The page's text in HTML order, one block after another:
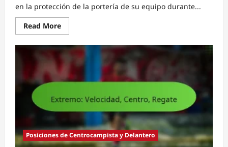
en la protección de la portería de su equipo durante...
Read MoreRead
more
Defensor
Internacional:
Competencia,
Exposición,
Habilidades
Posiciones de Centrocampista y Delantero